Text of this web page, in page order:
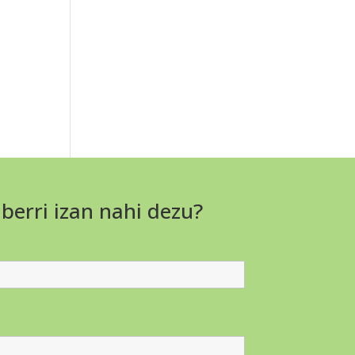
izan nahi dezu?